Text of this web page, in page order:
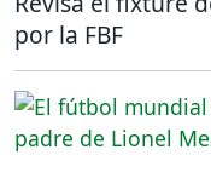
por la FBF